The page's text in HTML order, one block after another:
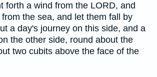
forth a wind from the LORD, and
the sea, and let them fall by
a day's journey on this side, and a
the other side, round about the
two cubits above the face of the